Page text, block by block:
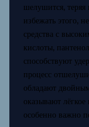
шелушится,
избежать этого,
средства с
кислоты,
способствуют
процесс
обладают
оказывают лёгкое
особенно важно